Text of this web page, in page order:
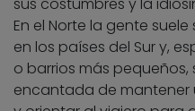
En el Norte la gente
en los países del Sur y,
o barrios más
encantada de mantener